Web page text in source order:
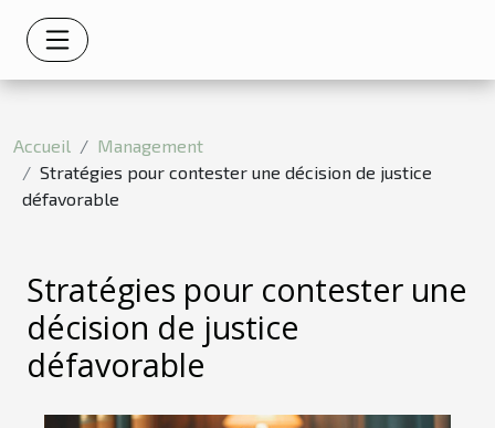
Accueil
Management
Stratégies pour contester une décision de justice
défavorable
Stratégies pour contester une
décision de justice
défavorable